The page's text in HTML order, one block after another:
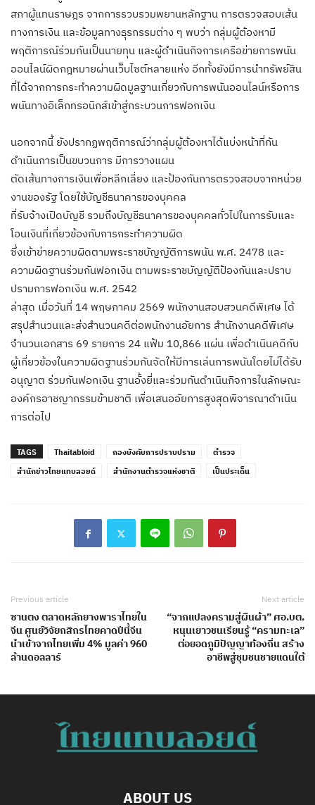
สภาผู้แทนราษฎร จากการรวบรวมพยานหลักฐาน การตรวจสอบเส้น
ทางการเงิน และข้อมูลทางธุรกรรมต่าง ๆ พบว่า กลุ่มผู้ต้องหามี
พฤติการณ์ร่วมกันเป็นนายทุน และผู้ดำเนินกิจการเครือข่ายการพนัน
ออนไลน์ผิดกฎหมายผ่านเว็บไซต์หลายแห่ง อีกทั้งยังมีการนำทรัพย์สิน
ที่ได้จากการกระทำความผิดมูลฐานเกี่ยวกับการพนันออนไลน์หรือการ
พนันทางอิเล็กทรอนิกส์เข้าสู่กระบวนการฟอกเงิน
นอกจากนี้ ยังปรากฏพฤติการณ์ว่ากลุ่มผู้ต้องหาได้แบ่งหน้าที่กัน
ดำเนินการเป็นขบวนการ มีการวางแผน
ตัดเส้นทางการเงินเพื่อหลีกเลี่ยง และป้องกันการตรวจสอบจากหน่วย
งานของรัฐ โดยใช้บัญชีธนาคารของบุคคล
ที่รับจ้างเปิดบัญชี รวมถึงบัญชีธนาคารของบุคคลทั่วไปในการรับและ
โอนเงินที่เกี่ยวข้องกับการกระทำความผิด
ซึ่งเข้าข่ายความผิดตามพระราชบัญญัติการพนัน พ.ศ. 2478 และ
ความผิดฐานร่วมกันฟอกเงิน ตามพระราชบัญญัติป้องกันและปราบ
ปรามการฟอกเงิน พ.ศ. 2542
ล่าสุด เมื่อวันที่ 14 พฤษภาคม 2569 พนักงานสอบสวนคดีพิเศษ ได้
สรุปสำนวนและส่งสำนวนคดีต่อพนักงานอัยการ สำนักงานคดีพิเศษ
จำนวนเอกสาร 69 รายการ 24 แฟ้ม 10,866 แผ่น เพื่อดำเนินคดีกับ
ผู้เกี่ยวข้องในความผิดฐานร่วมกันจัดให้มีการเล่นการพนันโดยไม่ได้รับ
อนุญาต ร่วมกันฟอกเงิน ฐานอั้งยี่และร่วมกันดำเนินกิจการในลักษณะ
องค์กรอาชญากรรมข้ามชาติ เพื่อเสนออัยการสูงสุดพิจารณาดำเนิน
การต่อไป
TAGS Thaitabloid กองบังคับการปราบปราม
ตำรวจ
สำนักข่าวไทยแทบลอยด์
สำนักงานตำรวจแห่งชาติ เป็นประเด็น
Previous article
ซานตง ตลาดหลักยางพาราไทยใน
จีน ศูนย์วิจัยกสิกรไทยคาดปีนี้จีน
นำเข้าจากไทยเพิ่ม 4% มูลค่า 960
ล้านดอลลาร์
Next article
“จากแปลงครามสู่ผืนผ้า” ศอ.บต.
หนุนเยาวชนเรียนรู้ “ครามทะเล”
ต่อยอดภูมิปัญญาท้องถิ่น สร้าง
อาชีพสู่ชุมชนชายแดนใต้
ABOUT US